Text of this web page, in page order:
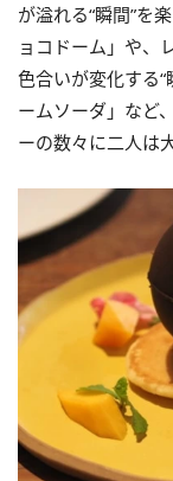
が溢れる“瞬間”を
ョコドーム」や、
色合いが変化する
ームソーダ」など
ーの数々に二人は